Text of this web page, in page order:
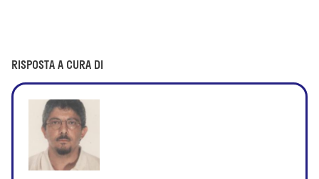
RISPOSTA A CURA DI